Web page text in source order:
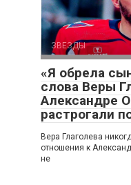
ЗВЕЗДЫ
«Я обрела
слова Веры
Александре
растрогали
Вера Глаголева
отношения к
не